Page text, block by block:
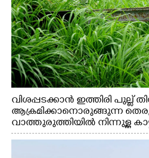
വിശപ്പടക്കാൻ ഇത്തിരി പുല്ല്
ആക്രമിക്കാനൊരുങ്ങുന്ന
വാത്തുരുത്തിയിൽ നിന്നുള്ള